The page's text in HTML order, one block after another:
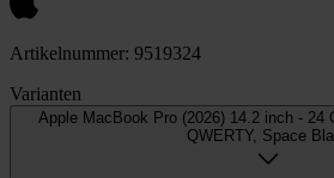
Artikelnummer: 9519324
Varianten
Apple MacBook Pro (2026) 14.2 inch - 24
QWERTY, Space